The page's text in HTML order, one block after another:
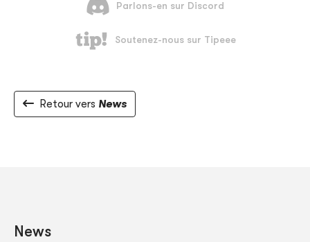
Retour vers News
News